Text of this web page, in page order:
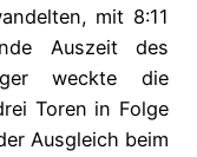
mit 8:11
Auszeit des
weckte die
Toren in Folge
Ausgleich beim